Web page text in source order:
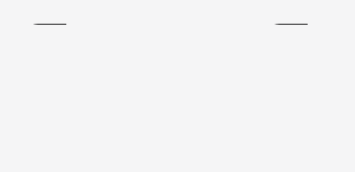
Camping La Turballe